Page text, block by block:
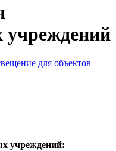
учреждений
для объектов
учреждений: